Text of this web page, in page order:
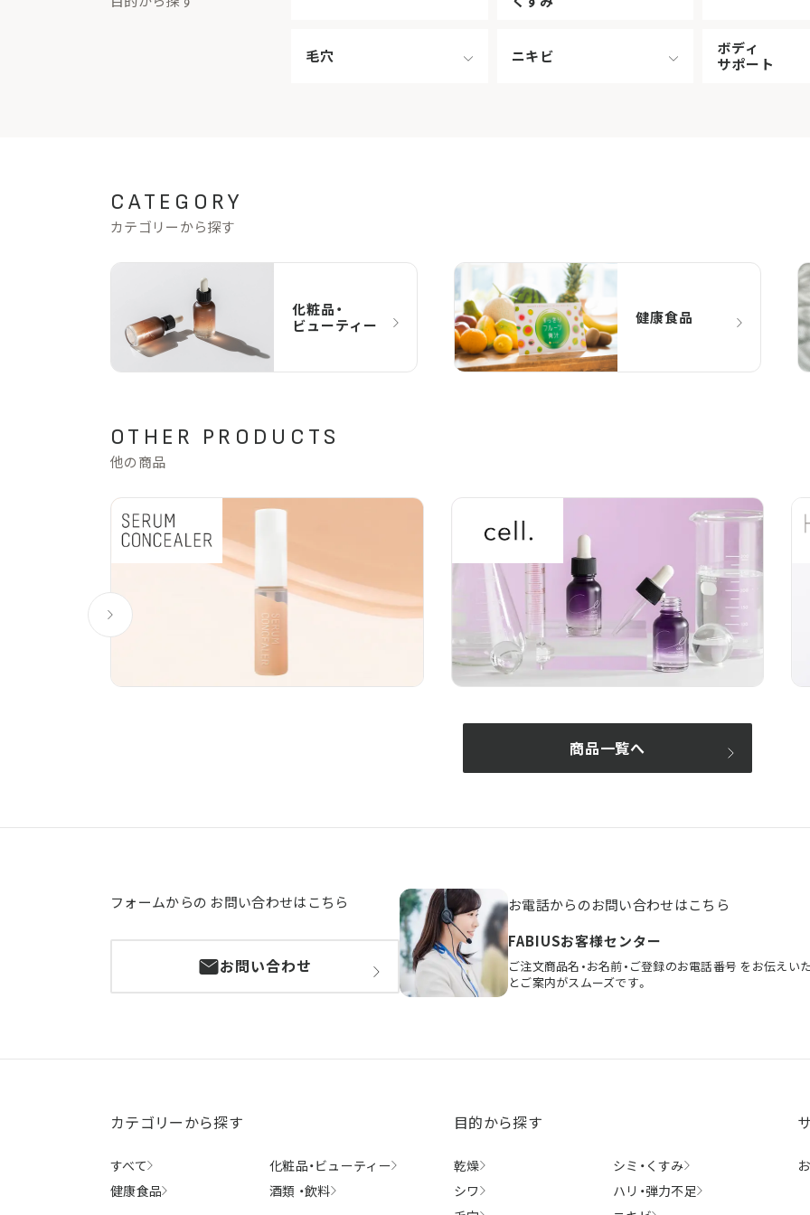
毛穴 ニキビ
ボディ
サポート
CATEGORY
カテゴリーから探す
化粧品・
ビューティー
健康食品
OTHER PRODUCTS
他の商品
商品一覧へ
フォームからの お問い合わせはこちら
お問い合わせ
お電話からのお問い合わせはこちら
FABIUSお客様センター
ご注文商品名・お名前・ご登録のお電話番号 をお伝えい
とご案内がスムーズです。
カテゴリーから探す
すべて 化粧品・ビューティー
健康食品
酒類 ・飲料
目的から探す
乾燥 シミ・ くすみ
シワ
ハリ・弾力不足